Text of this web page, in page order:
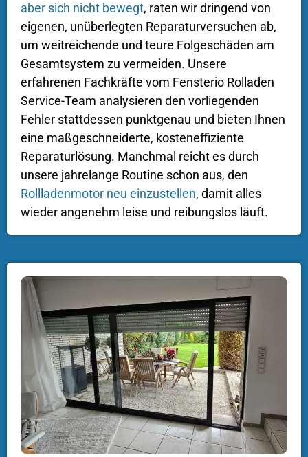
aber sich nicht bewegt, raten wir dringend von
eigenen, unüberlegten Reparaturversuchen ab,
um weitreichende und teure Folgeschäden am
Gesamtsystem zu vermeiden. Unsere
erfahrenen Fachkräfte vom Fensterio Rolladen
Service-Team analysieren den vorliegenden
Fehler stattdessen punktgenau und bieten Ihnen
eine maßgeschneiderte, kosteneffiziente
Reparaturlösung. Manchmal reicht es durch
unsere jahrelange Routine schon aus, den
Rollladenmotor neu einzustellen, damit alles
wieder angenehm leise und reibungslos läuft.